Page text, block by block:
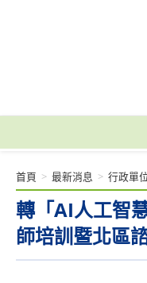
轉「AI人工智
師培訓暨北區
首頁 > 最新消息 > 行政單